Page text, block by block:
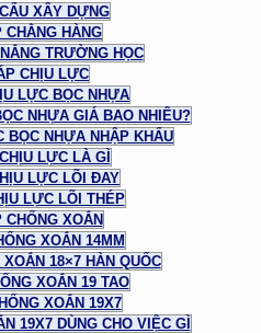
XÂY DỰNG
CHẰNG HÀNG
TRƯỜNG HỌC
CHỊU LỰC
LỰC BỌC NHỰA
NHỰA GIÁ BAO NHIÊU?
BỌC NHỰA NHẬP KHẨU
LỰC LÀ GÌ
LỰC LÕI ĐAY
LỰC LÕI THÉP
CHỐNG XOẮN
XOẮN 14MM
18×7 HÀN QUỐC
XOẮN 19 TAO
XOẮN 19X7
19X7 DÙNG CHO VIỆC GÌ